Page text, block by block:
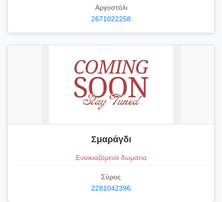
Αργοστόλι
2671022258
Σμαράγδι
Ενοικιαζόμενα δωμάτια
Σύρος
2281042396